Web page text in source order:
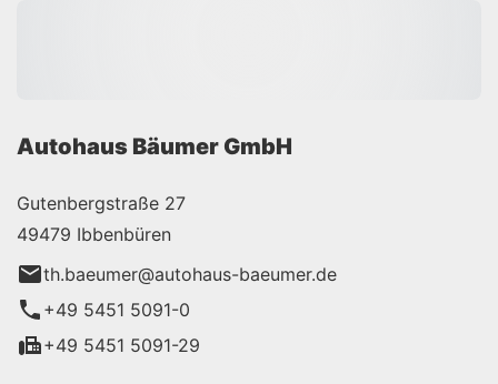
Autohaus Bäumer GmbH
Gutenbergstraße 27
49479 Ibbenbüren
th.baeumer@autohaus-baeumer.de
+49 5451 5091-0
+49 5451 5091-29